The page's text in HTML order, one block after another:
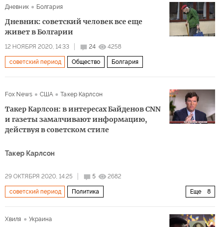
Дневник Болгария
Дневник: советский человек все еще
живет в Болгарии
12 НОЯБРЯ 2020, 14:33 24 4258
советский период Общество Болгария
Fox News США Такер Карлсон
Такер Карлсон: в интересах Байденов CNN
и газеты замалчивают информацию,
действуя в советском стиле
Такер Карлсон
29 ОКТЯБРЯ 2020, 14:25 5 2682
Еще 8
советский период Политика
Хвиля Украина